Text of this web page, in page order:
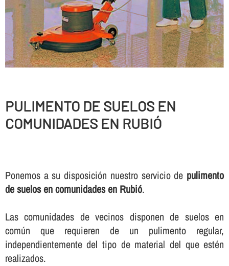
PULIMENTO DE SUELOS EN
COMUNIDADES EN RUBIÓ
Ponemos a su disposición nuestro servicio de pulimento
de suelos en comunidades en Rubió.
Las comunidades de vecinos disponen de suelos en
común que requieren de un pulimento regular,
independientemente del tipo de material del que estén
realizados.